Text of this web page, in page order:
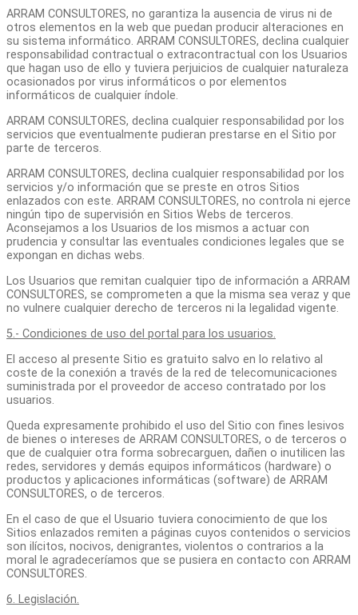
ARRAM CONSULTORES, no garantiza la ausencia de virus ni de
otros elementos en la web que puedan producir alteraciones en
su sistema informático. ARRAM CONSULTORES, declina cualquier
responsabilidad contractual o extracontractual con los Usuarios
que hagan uso de ello y tuviera perjuicios de cualquier naturaleza
ocasionados por virus informáticos o por elementos
informáticos de cualquier índole.
ARRAM CONSULTORES, declina cualquier responsabilidad por los
servicios que eventualmente pudieran prestarse en el Sitio por
parte de terceros.
ARRAM CONSULTORES, declina cualquier responsabilidad por los
servicios y/o información que se preste en otros Sitios
enlazados con este. ARRAM CONSULTORES, no controla ni ejerce
ningún tipo de supervisión en Sitios Webs de terceros.
Aconsejamos a los Usuarios de los mismos a actuar con
prudencia y consultar las eventuales condiciones legales que se
expongan en dichas webs.
Los Usuarios que remitan cualquier tipo de información a ARRAM
CONSULTORES, se comprometen a que la misma sea veraz y que
no vulnere cualquier derecho de terceros ni la legalidad vigente.
5.- Condiciones de uso del portal para los usuarios.
El acceso al presente Sitio es gratuito salvo en lo relativo al
coste de la conexión a través de la red de telecomunicaciones
suministrada por el proveedor de acceso contratado por los
usuarios.
Queda expresamente prohibido el uso del Sitio con fines lesivos
de bienes o intereses de ARRAM CONSULTORES, o de terceros o
que de cualquier otra forma sobrecarguen, dañen o inutilicen las
redes, servidores y demás equipos informáticos (hardware) o
productos y aplicaciones informáticas (software) de ARRAM
CONSULTORES, o de terceros.
En el caso de que el Usuario tuviera conocimiento de que los
Sitios enlazados remiten a páginas cuyos contenidos o servicios
son ilícitos, nocivos, denigrantes, violentos o contrarios a la
moral le agradeceríamos que se pusiera en contacto con ARRAM
CONSULTORES.
6. Legislación.